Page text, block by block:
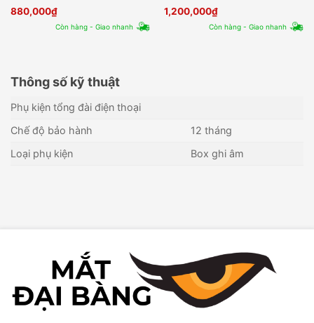
880,000₫
Còn hàng - Giao nhanh
1,200,000₫
Còn hàng - Giao nhanh
Thông số kỹ thuật
Phụ kiện tổng đài điện thoại
Chế độ bảo hành
12 tháng
Loại phụ kiện
Box ghi âm